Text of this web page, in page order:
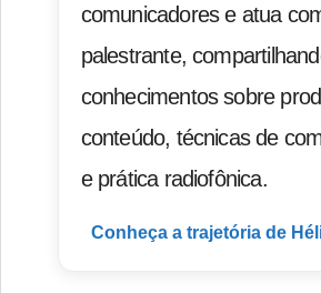
comunicadores e atua
palestrante,
conhecimentos sobre
conteúdo, técnicas de
e prática radiofônica.
Conheça a trajetória de